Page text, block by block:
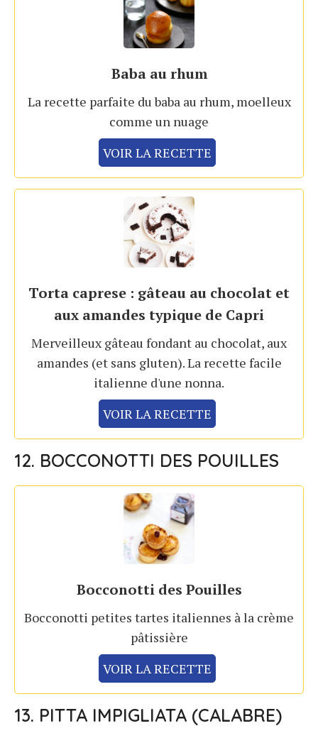
Baba au rhum
La recette parfaite du baba au rhum, moelleux
comme un nuage
VOIR LA RECETTE
Torta caprese : gâteau au chocolat et
aux amandes typique de Capri
Merveilleux gâteau fondant au chocolat, aux
amandes (et sans gluten). La recette facile
italienne d'une nonna.
VOIR LA RECETTE
12. BOCCONOTTI DES POUILLES
Bocconotti des Pouilles
Bocconotti petites tartes italiennes à la crème
pâtissière
VOIR LA RECETTE
13. PITTA IMPIGLIATA (CALABRE)